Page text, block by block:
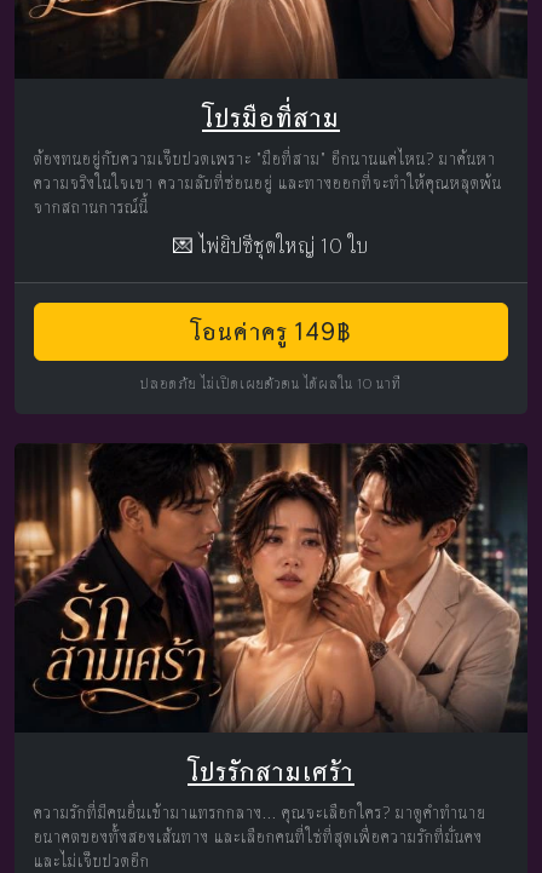
โปรมือที่สาม
ต้องทนอยู่กับความเจ็บปวดเพราะ "มือที่สาม" อีกนานแค่ไหน? มาค้นหา
ความจริงในใจเขา ความลับที่ซ่อนอยู่ และทางออกที่จะทำให้คุณหลุดพ้น
จากสถานการณ์นี้
💌 ไพ่ยิปซีชุดใหญ่ 10 ใบ
โอนค่าครู 149฿
ปลอดภัย ไม่เปิดเผยตัวตน ได้ผลใน 10 นาที
โปรรักสามเศร้า
ความรักที่มีคนอื่นเข้ามาแทรกกลาง... คุณจะเลือกใคร? มาดูคำทำนาย
อนาคตของทั้งสองเส้นทาง และเลือกคนที่ใช่ที่สุดเพื่อความรักที่มั่นคง
และไม่เจ็บปวดอีก